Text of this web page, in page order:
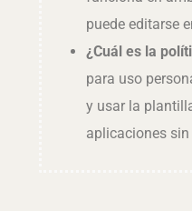
puede editarse
¿Cuál es la
para uso
y usar la
aplicaciones